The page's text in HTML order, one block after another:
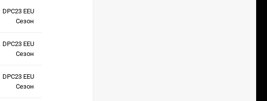
DPC23 EEU
Сезон
DPC23 EEU
Сезон
DPC23 EEU
Сезон